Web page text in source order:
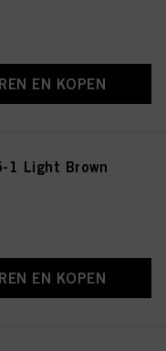
EN KOPEN
1 Light Brown
EN KOPEN